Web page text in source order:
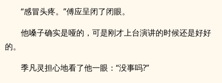
“感冒头疼。”傅应呈闭了闭眼。
他嗓子确实是哑的，可是刚才上台演讲的时候还是好好
的。
季凡灵担心地看了他一眼：“没事吗?”